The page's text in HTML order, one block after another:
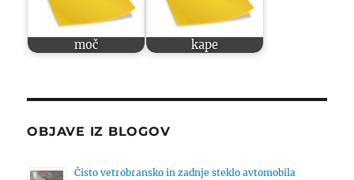
moč kape
OBJAVE IZ BLOGOV
Čisto vetrobransko in zadnje steklo avtomobila